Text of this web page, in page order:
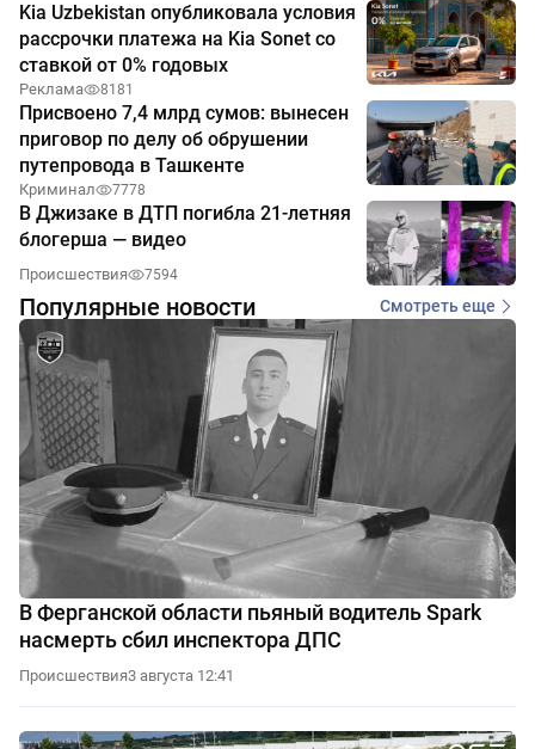
Kia Uzbekistan опубликовала условия
рассрочки платежа на Kia Sonet со
ставкой от 0% годовых
Реклама 8181
Присвоено 7,4 млрд сумов: вынесен
приговор по делу об обрушении
путепровода в Ташкенте
Криминал 7778
В Джизаке в ДТП погибла 21-летняя
блогерша — видео
Происшествия 7594
Популярные новости Смотреть еще
В Ферганской области пьяный водитель Spark
насмерть сбил инспектора ДПС
Происшествия3 августа 12:41